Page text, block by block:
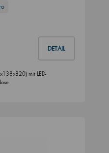
DETAIL
mit LED-